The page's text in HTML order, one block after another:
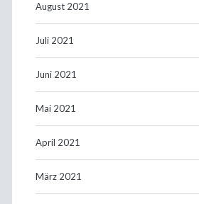
August 2021
Juli 2021
Juni 2021
Mai 2021
April 2021
März 2021